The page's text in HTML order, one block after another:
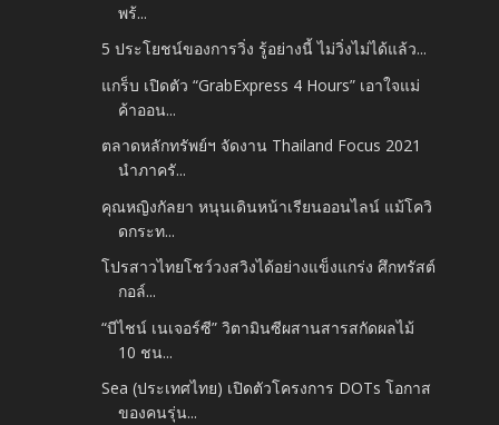
พร้...
5 ประโยชน์ของการวิ่ง รู้อย่างนี้ ไม่วิ่งไม่ได้แล้ว...
แกร็บ เปิดตัว “GrabExpress 4 Hours” เอาใจแม่
ค้าออน...
ตลาดหลักทรัพย์ฯ จัดงาน Thailand Focus 2021
นำภาครั...
คุณหญิงกัลยา หนุนเดินหน้าเรียนออนไลน์ แม้โควิ
ดกระท...
โปรสาวไทยโชว์วงสวิงได้อย่างแข็งแกร่ง ศึกทรัสต์
กอล์...
“บีไชน์ เนเจอร์ซี” วิตามินซีผสานสารสกัดผลไม้
10 ชน...
Sea (ประเทศไทย) เปิดตัวโครงการ DOTs โอกาส
ของคนรุ่น...